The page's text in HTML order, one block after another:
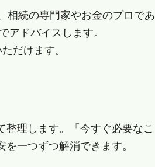
相続の専門家やお金のプロであ
アドバイスします。
だけます。
理します。「今すぐ必要なこ
一つずつ解消できます。